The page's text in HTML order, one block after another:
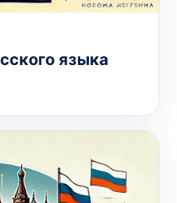
языка